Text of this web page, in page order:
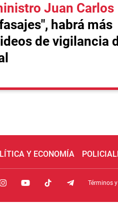
Juan Carlos
habrá más
de vigilancia
Y ECONOMÍA
Términos